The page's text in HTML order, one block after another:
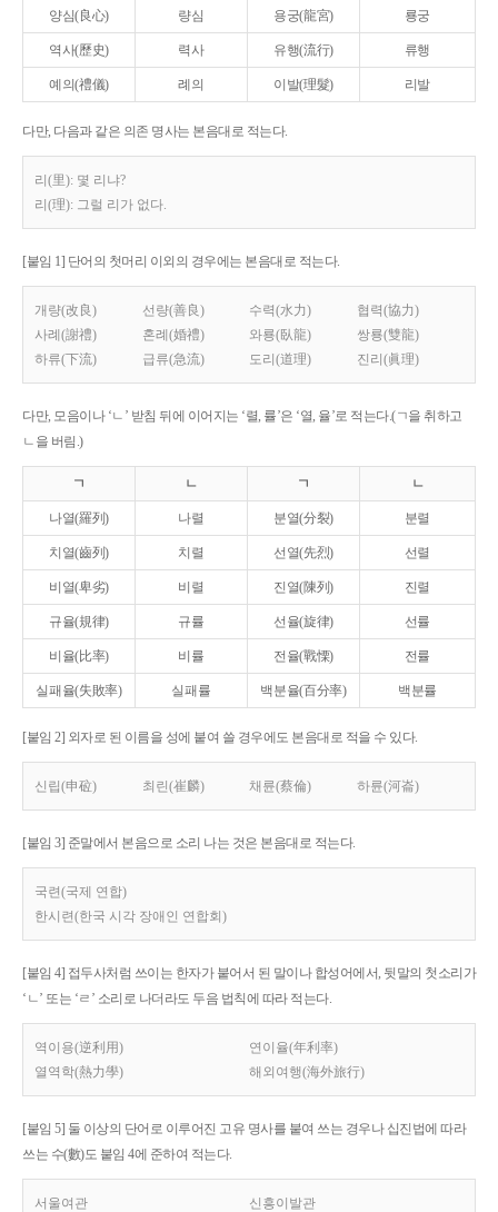
양심(良心) 량심 용궁(龍宮) 룡궁
역사(歷史) 력사 유행(流行) 류행
예의(禮儀) 례의 이발(理髮) 리발
다만, 다음과 같은 의존 명사는 본음대로 적는다.
리(里): 몇 리냐?
리(理): 그럴 리가 없다.
[붙임 1] 단어의 첫머리 이외의 경우에는 본음대로 적는다.
개량(改良) 선량(善良) 수력(水力)
협력(協力)
사례(謝禮)
혼례(婚禮) 와룡(臥龍)
쌍룡(雙龍)
하류(下流)
급류(急流) 도리(道理) 진리(眞理)
다만, 모음이나 ‘ㄴ’ 받침 뒤에 이어지는 ‘렬, 률’은 ‘열, 율’로 적는다.(ㄱ을 취하고
ㄴ을 버림.)
ㄱ ㄴ ㄱ ㄴ
나열(羅列) 나렬 분열(分裂) 분렬
치열(齒列) 치렬 선열(先烈) 선렬
비열(卑劣) 비렬 진열(陳列) 진렬
규율(規律) 규률 선율(旋律) 선률
비율(比率) 비률 전율(戰慄) 전률
실패율(失敗率) 실패률 백분율(百分率) 백분률
[붙임 2] 외자로 된 이름을 성에 붙여 쓸 경우에도 본음대로 적을 수 있다.
신립(申砬) 최린(崔麟) 채륜(蔡倫) 하륜(河崙)
[붙임 3] 준말에서 본음으로 소리 나는 것은 본음대로 적는다.
국련(국제 연합)
한시련(한국 시각 장애인 연합회)
[붙임 4] 접두사처럼 쓰이는 한자가 붙어서 된 말이나 합성어에서, 뒷말의 첫소리가
‘ㄴ’ 또는 ‘ㄹ’ 소리로 나더라도 두음 법칙에 따라 적는다.
역이용(逆利用)
연이율(年利率)
열역학(熱力學)
해외여행(海外旅行)
[붙임 5] 둘 이상의 단어로 이루어진 고유 명사를 붙여 쓰는 경우나 십진법에 따라
쓰는 수(數)도 붙임 4에 준하여 적는다.
서울여관 신흥이발관